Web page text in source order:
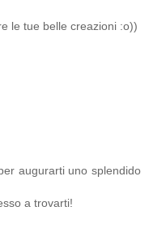
le tue belle creazioni :o))
augurarti uno splendido
a trovarti!